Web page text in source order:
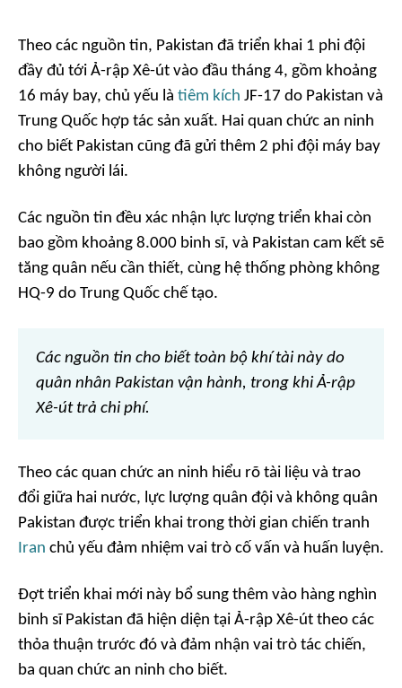
Theo các nguồn tin, Pakistan đã triển khai 1 phi đội
đầy đủ tới Ả-rập Xê-út vào đầu tháng 4, gồm khoảng
16 máy bay, chủ yếu là tiêm kích JF-17 do Pakistan và
Trung Quốc hợp tác sản xuất. Hai quan chức an ninh
cho biết Pakistan cũng đã gửi thêm 2 phi đội máy bay
không người lái.
Các nguồn tin đều xác nhận lực lượng triển khai còn
bao gồm khoảng 8.000 binh sĩ, và Pakistan cam kết sẽ
tăng quân nếu cần thiết, cùng hệ thống phòng không
HQ-9 do Trung Quốc chế tạo.
Các nguồn tin cho biết toàn bộ khí tài này do
quân nhân Pakistan vận hành, trong khi Ả-rập
Xê-út trả chi phí.
Theo các quan chức an ninh hiểu rõ tài liệu và trao
đổi giữa hai nước, lực lượng quân đội và không quân
Pakistan được triển khai trong thời gian chiến tranh
Iran chủ yếu đảm nhiệm vai trò cố vấn và huấn luyện.
Đợt triển khai mới này bổ sung thêm vào hàng nghìn
binh sĩ Pakistan đã hiện diện tại Ả-rập Xê-út theo các
thỏa thuận trước đó và đảm nhận vai trò tác chiến,
ba quan chức an ninh cho biết.